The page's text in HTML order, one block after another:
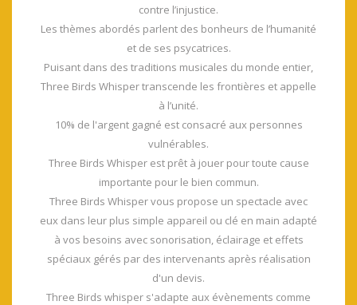
contre l’injustice.
Les thèmes abordés parlent des bonheurs de l’humanité
et de ses psycatrices.
Puisant dans des traditions musicales du monde entier,
Three Birds Whisper transcende les frontières et appelle
à l’unité.
10% de l'argent gagné est consacré aux personnes
vulnérables.
Three Birds Whisper est prêt à jouer pour toute cause
importante pour le bien commun.
Three Birds Whisper vous propose un spectacle avec
eux dans leur plus simple appareil ou clé en main adapté
à vos besoins avec sonorisation, éclairage et effets
spéciaux gérés par des intervenants après réalisation
d'un devis.
Three Birds whisper s'adapte aux évènements comme